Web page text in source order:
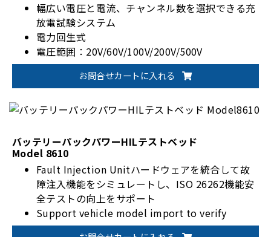
幅広い電圧と電流、チャンネル数を選択できる充
放電試験システム
電力回生式
電圧範囲：20V/60V/100V/200V/500V
電流範囲：並列運転最大2600A
お問合せカートに入れる
バッテリーパックパワーHILテストベッド
Model 8610
Fault Injection Unitハードウェアを統合して故
障注入機能をシミュレートし、ISO 26262機能安
全テストの向上をサポート
Support vehicle model import to verify
battery dynamic behavior.